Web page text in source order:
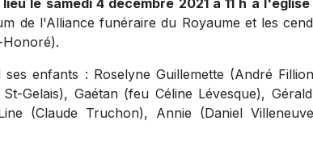
le samedi 4 décembre 2021 à 11 h à
de l'Alliance funéraire du Royaume et les
Honoré).
ses enfants : Roselyne Guillemette (André
Gelais), Gaétan (feu Céline Lévesque),
(Claude Truchon), Annie (Daniel